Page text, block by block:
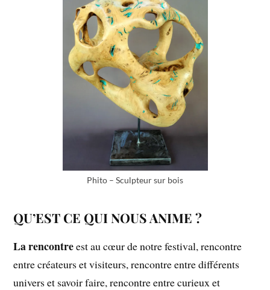
Phito – Sculpteur sur bois
QU’EST CE QUI NOUS ANIME ?
La rencontreest au cœur de notre festival, rencontre
entre créateurs et visiteurs, rencontre entre différents
univers et savoir faire, rencontre entre curieux et